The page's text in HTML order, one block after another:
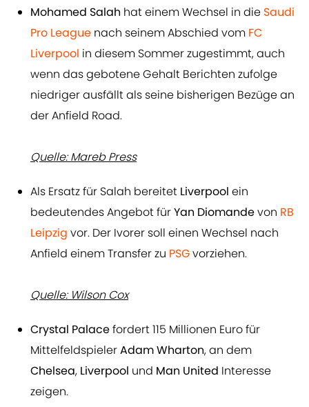
Mohamed Salah hat einem Wechsel in die Saudi
Pro League nach seinem Abschied vom FC
Liverpool in diesem Sommer zugestimmt, auch
wenn das gebotene Gehalt Berichten zufolge
niedriger ausfällt als seine bisherigen Bezüge an
der Anfield Road.
Quelle: Mareb Press
Als Ersatz für Salah bereitet Liverpool ein
bedeutendes Angebot fürYan Diomandevon RB
Leipzig vor. Der Ivorer soll einen Wechsel nach
Anfield einem Transfer zu PSGvorziehen.
Quelle: Wilson Cox
Crystal Palacefordert 115 Millionen Euro für
MittelfeldspielerAdam Wharton, an dem
Chelsea, Liverpool und Man United Interesse
zeigen.